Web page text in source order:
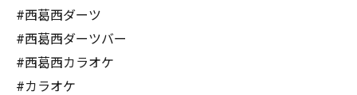
#西葛西ダーツ
#西葛西ダーツバー
#西葛西カラオケ
#カラオケ